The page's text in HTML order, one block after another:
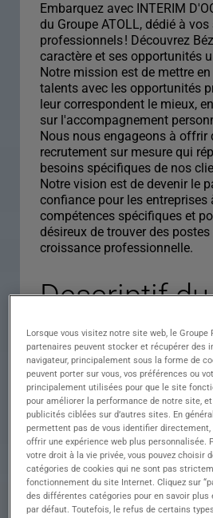
Embarquez avec INTERIM
du Groupe ATOLL, dédié à vos
professionnels ! Découvrez
caractère et ses opportunités
Notre mission est de mettre
talents avec les opportunités
leur correspondent le mieux,
sur l'accompagnement
Nous nous engageons à offrir
recrutement sur mesure qui
besoins spécifiques de nos
Notre vision est de devenir le
confiance pour les entreprises
compétences spécifiques et
désireux de trouver des
croissance professionnelle.
Descriptif
Descriptif du poste :
H/F – Intérim INTERIM D'OC
l'un de ses clients, spécialisé
maintenance industrielle, un
Industriel H/F dans le cadre
d'intérim.
Mission • Contrat d'intérim du
Lorsque vous visitez notre site web, le Groupe
partenaires peuvent stocker et récupérer des
navigateur, principalement sous la forme de
peuvent porter sur vous, vos préférences ou
principalement utilisées pour que le site
pour améliorer la performance de notre site,
publicités ciblées sur d’autres sites. En
permettent pas de vous identifier
offrir une expérience web plus personnalisée.
votre droit à la vie privée, vous pouvez choisir
catégories de cookies qui ne sont pas
fonctionnement du site Internet. Cliquez sur
des différentes catégories pour en savoir
par défaut. Toutefois, le refus de certains